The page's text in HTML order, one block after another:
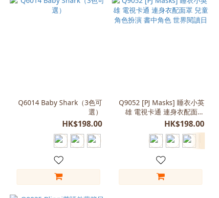
Q6014 Baby Shark（3色可
選）
HK$198.00
Q9052 [PJ Masks] 睡衣小英
雄 電視卡通 連身衣配面罩
兒童角色扮演 書中角色 世界
閱讀日
HK$198.00